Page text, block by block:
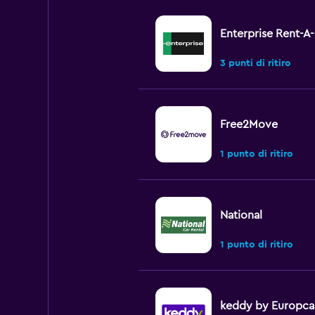
Enterprise Rent-
3 punti di ritiro
Free2Move
1 punto di ritiro
National
1 punto di ritiro
keddy by